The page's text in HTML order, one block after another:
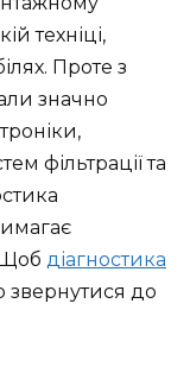
техніці,
Проте з
значно
фільтрації та
Щоб діагностика
звернутися до